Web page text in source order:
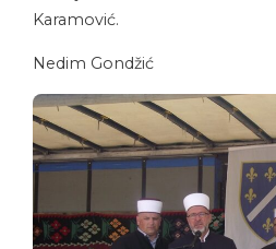
Karamović.
Nedim Gondžić